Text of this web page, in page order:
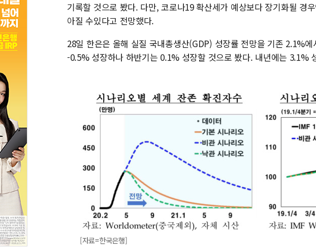
기록할 것으로 봤다. 다만, 코로나19 확산세가 예상보다 장기화될 경
아질 수있다고 전망했다.
28일 한은은 올해 실질 국내총생산(GDP) 성장률 전망을 기존 2.1%
-0.5% 성장하나 하반기는 0.1% 성장할 것으로 봤다. 내년에는 3.1%
[자료=한국은행]